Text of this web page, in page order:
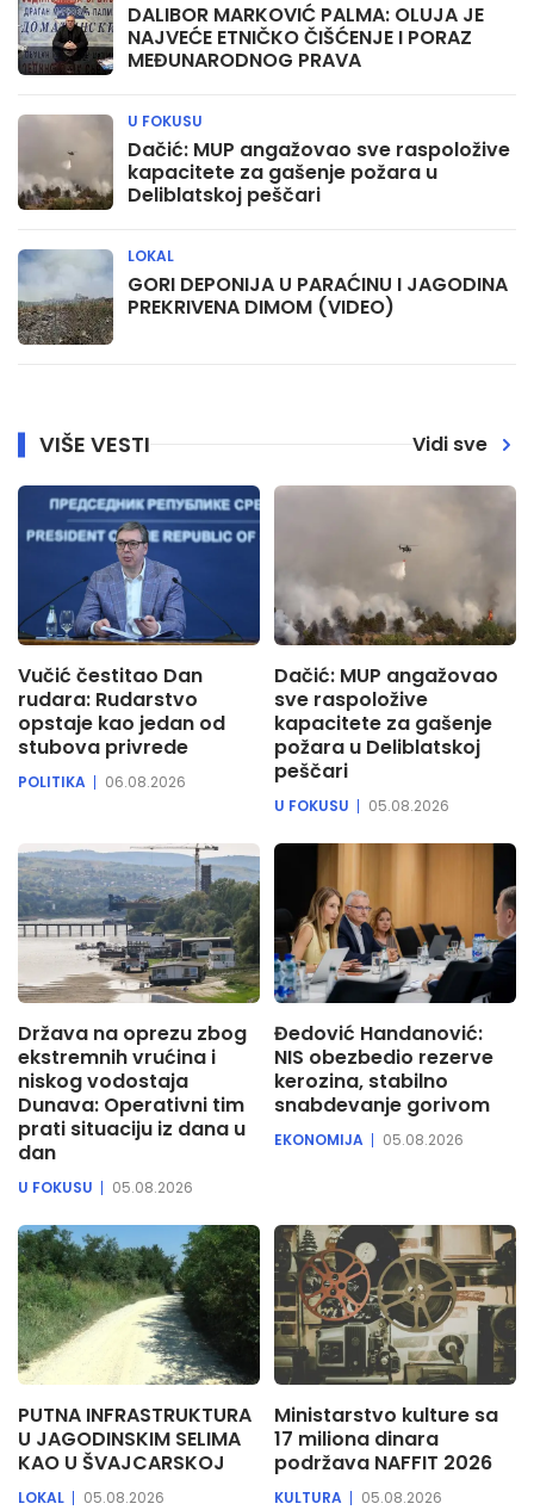
DALIBOR MARKOVIĆ PALMA: OLUJA JE
NAJVEĆE ETNIČKO ČIŠĆENJE I PORAZ
MEĐUNARODNOG PRAVA
Dačić: MUP angažovao sve raspoložive
kapacitete za gašenje požara u
Deliblatskoj peščari
U FOKUSU
GORI DEPONIJA U PARAĆINU I JAGODINA
PREKRIVENA DIMOM (VIDEO)
LOKAL
VIŠE VESTI Vidi sve
Vučić čestitao Dan
rudara: Rudarstvo
opstaje kao jedan od
stubova privrede
POLITIKA 06.08.2026
Dačić: MUP angažovao
sve raspoložive
kapacitete za gašenje
požara u Deliblatskoj
peščari
U FOKUSU 05.08.2026
Država na oprezu zbog
ekstremnih vrućina i
niskog vodostaja
Dunava: Operativni tim
prati situaciju iz dana u
dan
U FOKUSU 05.08.2026
Đedović Handanović:
NIS obezbedio rezerve
kerozina, stabilno
snabdevanje gorivom
EKONOMIJA 05.08.2026
PUTNA INFRASTRUKTURA
U JAGODINSKIM SELIMA
KAO U ŠVAJCARSKOJ
LOKAL 05.08.2026
Ministarstvo kulture sa
17 miliona dinara
podržava NAFFIT 2026
KULTURA 05.08.2026